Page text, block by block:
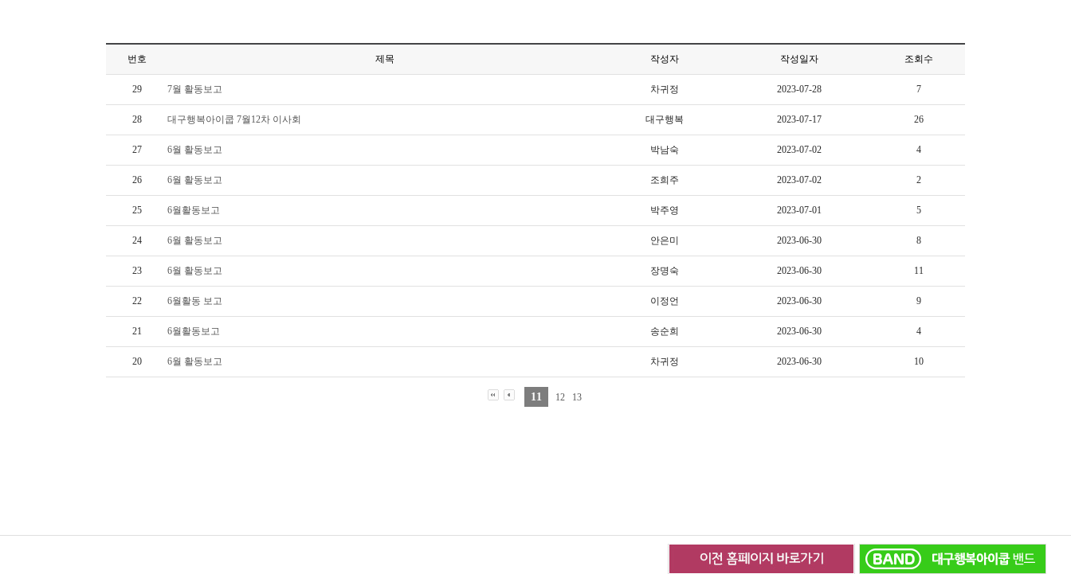
번호 제목 작성자 작성일자 조회수
29 7월 활동보고 차귀정 2023-07-28 7
28 대구행복아이쿱 7월12차 이사회 대구행복 2023-07-17 26
27 6월 활동보고 박남숙 2023-07-02 4
26 6월 활동보고 조희주 2023-07-02 2
25 6월활동보고 박주영 2023-07-01 5
24 6월 활동보고 안은미 2023-06-30 8
23 6월 활동보고 장명숙 2023-06-30 11
22 6월활동 보고 이정언 2023-06-30 9
21 6월활동보고 송순희 2023-06-30 4
20 6월 활동보고 차귀정 2023-06-30 10
11 12 13